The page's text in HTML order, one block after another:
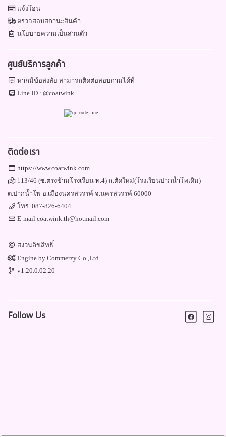
แจ้งโอน
ตรวจสอบสถานะสินค้า
นโยบายความเป็นส่วนตัว
ศูนย์บริการลูกค้า
หากมีข้อสงสัย สามารถติดต่อสอบถามได้ที่
Line ID :@coatwink
ติดต่อเรา
https://www.coatwink.com
113/46 (ซ.ตรงข้ามโรงเรียน ท.4) ถ.ตัดใหม่(โรงเรียนปากน้ำโพเดิม)
ต.ปากน้ำโพ อ.เมืองนครสวรรค์ จ.นครสวรรค์ 60000
โทร.087-826-6404
E-mailcoatwink.th@hotmail.com
สงวนลิขสิทธิ์
Engine byCommerzy Co.,Ltd.
v1.20.0.02.20
Follow Us